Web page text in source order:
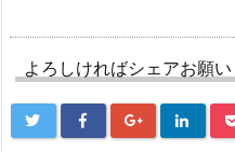
よろしければシェアお願